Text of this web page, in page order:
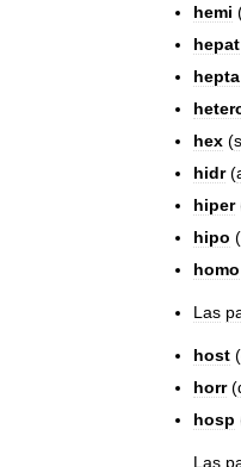
hemi
hepat
hepta
hex (
hidr(
hiper
hipo (
homo
Las
host (
horr(
hosp
Las